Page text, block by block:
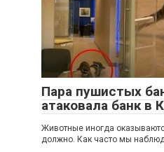
Пара пушистых
атаковала банк в
Животные иногда
должно. Как часто мы